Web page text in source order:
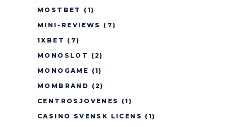
MOSTBET
(1)
MINI-REVIEWS
(7)
1XBET (7)
MONOSLOT
(2)
MONOGAME (1)
MOMBRAND (2)
CENTROSJOVENES
(1)
CASINO SVENSK LICENS (1)